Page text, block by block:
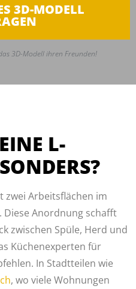
3D-MODELL
3D-Modell ihren Freunden!
L-
zwei Arbeitsflächen im
Anordnung schafft
zwischen Spüle, Herd und
Küchenexperten für
In Stadtteilen wie
, wo viele Wohnungen